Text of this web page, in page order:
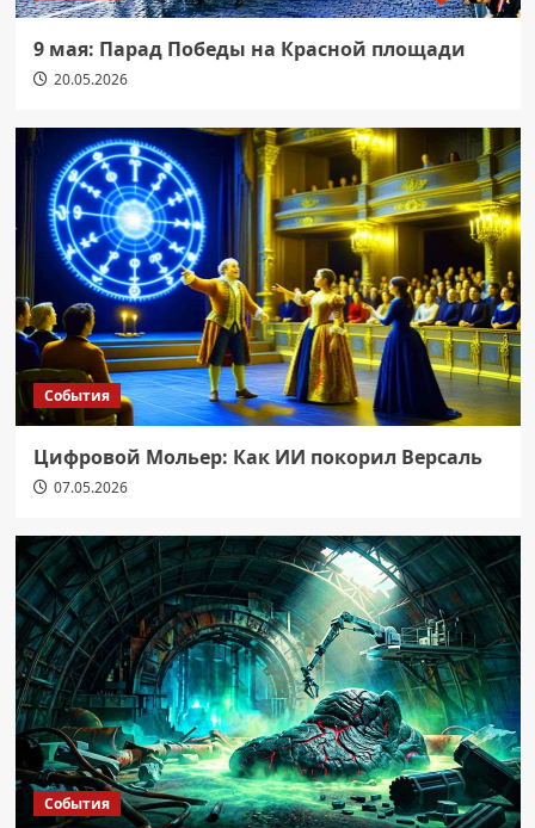
9 мая: Парад Победы на Красной площади
20.05.2026
События
Цифровой Мольер: Как ИИ покорил Версаль
07.05.2026
События